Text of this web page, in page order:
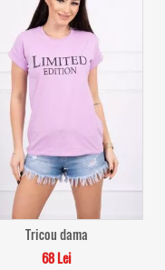
Tricou dama
68 Lei